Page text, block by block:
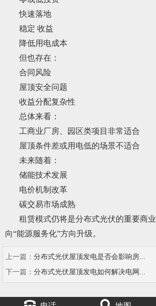
快速落地
稳定 收益
降低用电成本
但也存在：
合同风险
屋顶安全问题
收益分配复杂性
总体来看：
工商业厂房、园区类项目非常适合
屋顶条件差或用电低的场景不适合
未来随着：
储能技术发展
电价机制改革
碳交易市场成熟
租赁模式仍将是分布式光伏的重要商
向“能源服务化”方向升级。
上一篇： 分布式光伏屋顶发电是否会影响房...
下一篇： 分布式光伏屋顶发电如何解决电网...